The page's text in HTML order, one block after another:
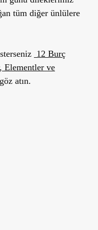
tüm diğer ünlülere
12 Burç
ve
atın.